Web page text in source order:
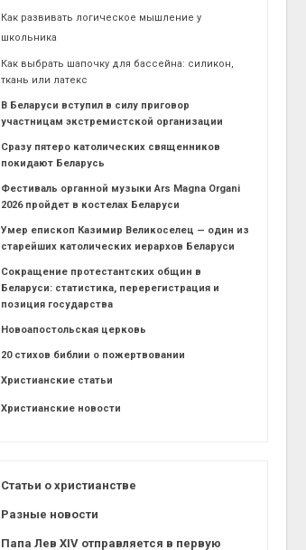
Как развивать логическое мышление у
школьника
Как выбрать шапочку для бассейна: силикон,
ткань или латекс
В Беларуси вступил в силу приговор
участницам экстремистской организации
Сразу пятеро католических священников
покидают Беларусь
Фестиваль органной музыки Ars Magna Organi
2026 пройдет в костелах Беларуси
Умер епископ Казимир Великоселец — один из
старейших католических иерархов Беларуси
Сокращение протестантских общин в
Беларуси: статистика, перерегистрация и
позиция государства
Новоапостольская церковь
20 стихов библии о пожертвовании
Христианские статьи
Христианские новости
Статьи о христианстве
Разные новости
Папа Лев XIV отправляется в первую